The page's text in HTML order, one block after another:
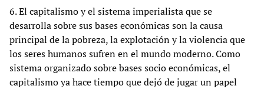
6. El capitalismo y el sistema imperialista que se
desarrolla sobre sus bases económicas son la causa
principal de la pobreza, la explotación y la violencia que
los seres humanos sufren en el mundo moderno. Como
sistema organizado sobre bases socio económicas, el
capitalismo ya hace tiempo que dejó de jugar un papel